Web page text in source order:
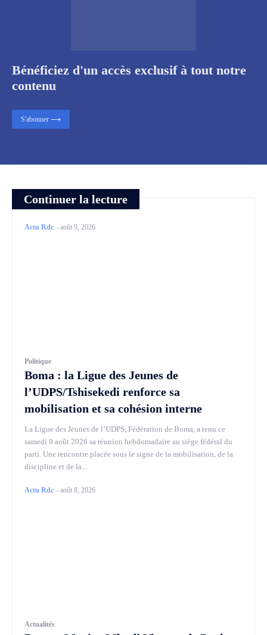
Continuer la lecture
Actu Rdc -août 9, 2026
Politique
Boma : la Ligue des Jeunes de
l’UDPS/Tshisekedi renforce sa
mobilisation et sa cohésion interne
La Ligue des Jeunes de l’UDPS, Fédération de Boma, a tenu ce
samedi 8 août 2026 sa réunion hebdomadaire au siège fédéral du
parti. Une rencontre placée sous le signe de la mobilisation, de la
discipline et de la...
Actu Rdc -août 8, 2026
Actualités
Bénéficiez d'un accès exclusif à tout notre
contenu
S'abonner ⟶